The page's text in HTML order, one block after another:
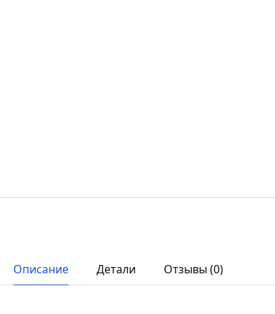
Описание Детали Отзывы (0)